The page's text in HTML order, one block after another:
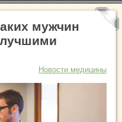
мужчин
Новости медицины